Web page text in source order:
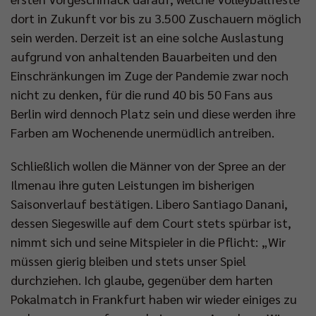
dort in Zukunft vor bis zu 3.500 Zuschauern möglich
sein werden. Derzeit ist an eine solche Auslastung
aufgrund von anhaltenden Bauarbeiten und den
Einschränkungen im Zuge der Pandemie zwar noch
nicht zu denken, für die rund 40 bis 50 Fans aus
Berlin wird dennoch Platz sein und diese werden ihre
Farben am Wochenende unermüdlich antreiben.
Schließlich wollen die Männer von der Spree an der
Ilmenau ihre guten Leistungen im bisherigen
Saisonverlauf bestätigen. Libero Santiago Danani,
dessen Siegeswille auf dem Court stets spürbar ist,
nimmt sich und seine Mitspieler in die Pflicht: „Wir
müssen gierig bleiben und stets unser Spiel
durchziehen. Ich glaube, gegenüber dem harten
Pokalmatch in Frankfurt haben wir wieder einiges zu